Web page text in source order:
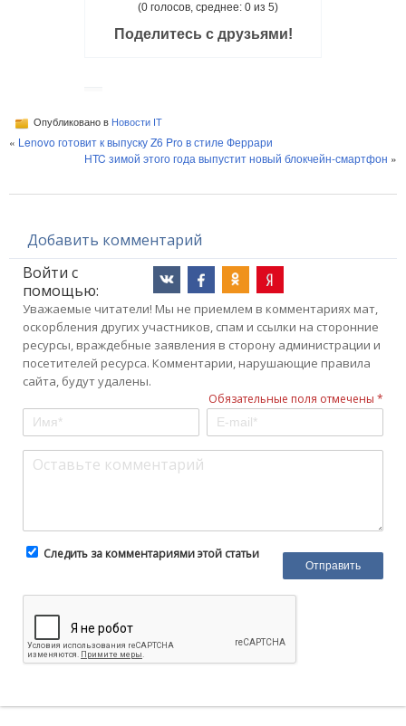
(0 голосов, среднее: 0 из 5)
Поделитесь с друзьями!
Опубликовано в Новости IT
« Lenovo готовит к выпуску Z6 Pro в стиле Феррари
HTC зимой этого года выпустит новый блокчейн-смартфон »
Добавить комментарий
Войти с
помощью:
Уважаемые читатели! Мы не приемлем в комментариях мат,
оскорбления других участников, спам и ссылки на сторонние
ресурсы, враждебные заявления в сторону администрации и
посетителей ресурса. Комментарии, нарушающие правила
сайта, будут удалены.
Обязательные поля отмечены *
Следить за комментариями этой статьи